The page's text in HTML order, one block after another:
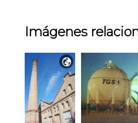
Imágenes
